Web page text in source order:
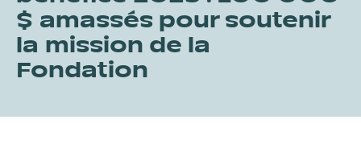
$ amassés pour soutenir
la mission de la
Fondation